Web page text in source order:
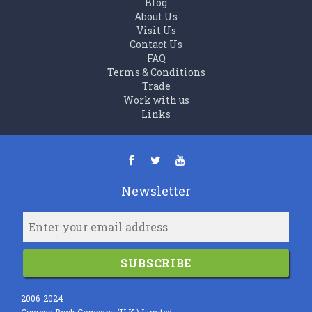
About Us
Visit Us
Contact Us
FAQ
Terms & Conditions
Trade
Work with us
Links
Newsletter
SUBSCRIBE
2006-2024